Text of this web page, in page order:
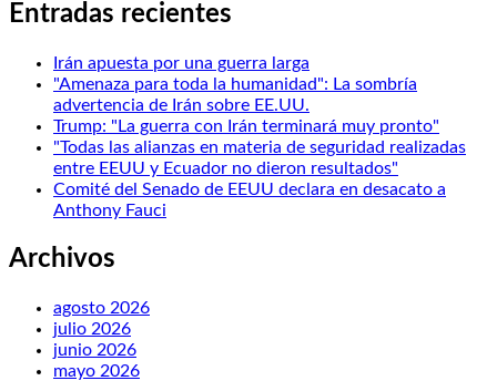
Entradas recientes
Irán apuesta por una guerra larga
"Amenaza para toda la humanidad": La sombría
advertencia de Irán sobre EE.UU.
Trump: "La guerra con Irán terminará muy pronto"
"Todas las alianzas en materia de seguridad realizadas
entre EEUU y Ecuador no dieron resultados"
Comité del Senado de EEUU declara en desacato a
Anthony Fauci
Archivos
agosto 2026
julio 2026
junio 2026
mayo 2026